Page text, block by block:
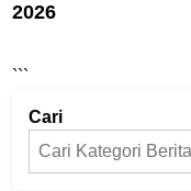
2026
```
Cari